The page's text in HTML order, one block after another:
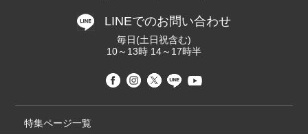
LINEでのお問い合わせ
毎日(土日祝含む)
10～13時 14～17時半
特集ページ一覧